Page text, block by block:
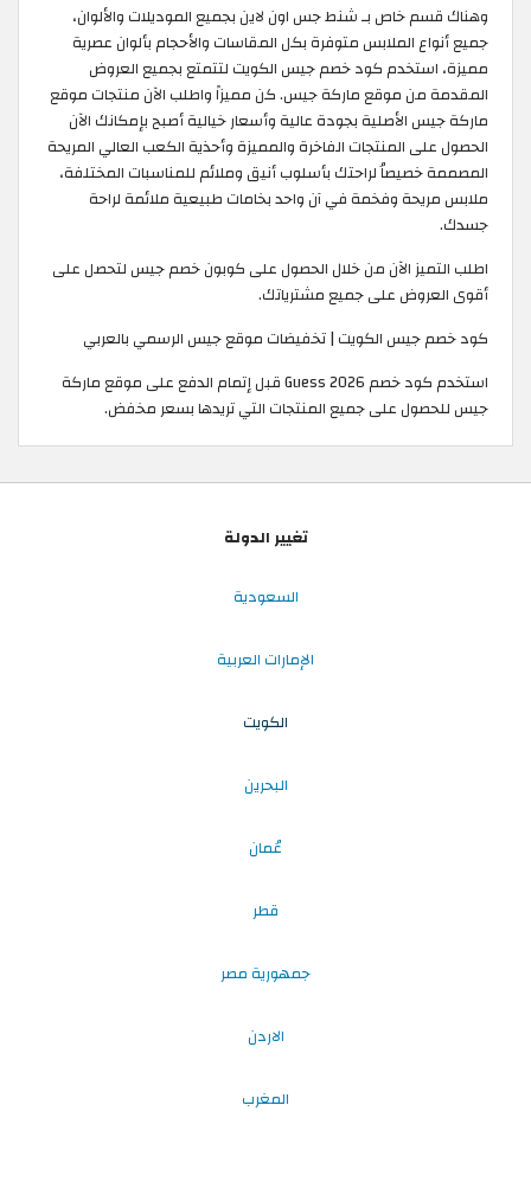
وهناك قسم خاص بـ شنط جس اون لاين بجميع الموديلات والألوان،
جميع أنواع الملابس متوفرة بكل المقاسات والأحجام بألوان عصرية
مميزة، استخدم كود خصم جيس الكويت لتتمتع بجميع العروض
المقدمة من موقع ماركة جيس. كن مميزاً واطلب الآن منتجات موقع
ماركة جيس الأصلية بجودة عالية وأسعار خيالية أصبح بإمكانك الآن
الحصول على المنتجات الفاخرة والمميزة وأحذية الكعب العالي المريحة
المصممة خصيصاُ لراحتك بأسلوب أنيق وملائم للمناسبات المختلفة،
ملابس مريحة وفخمة في آن واحد بخامات طبيعية ملائمة لراحة
جسدك.
اطلب التميز الآن من خلال الحصول على كوبون خصم جيس لتحصل على
أقوى العروض على جميع مشترياتك.
كود خصم جيس الكويت | تخفيضات موقع جيس الرسمي بالعربي
استخدم كود خصم Guess 2026 قبل إتمام الدفع على موقع ماركة
جيس للحصول على جميع المنتجات التي تريدها بسعر مخفض.
تغيير الدولة
السعودية
الإمارات العربية
الكويت
البحرين
عُمان
قطر
جمهورية مصر
الاردن
المغرب